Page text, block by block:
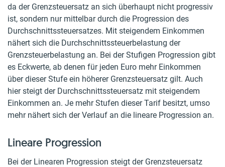
da der Grenzsteuersatz an sich überhaupt nicht progressiv
ist, sondern nur mittelbar durch die Progression des
Durchschnittssteuersatzes. Mit steigendem Einkommen
nähert sich die Durchschnittssteuerbelastung der
Grenzsteuerbelastung an. Bei der Stufigen Progression gibt
es Eckwerte, ab denen für jeden Euro mehr Einkommen
über dieser Stufe ein höherer Grenzsteuersatz gilt. Auch
hier steigt der Durchschnittssteuersatz mit steigendem
Einkommen an. Je mehr Stufen dieser Tarif besitzt, umso
mehr nähert sich der Verlauf an die lineare Progression an.
Lineare Progression
Bei der Linearen Progression steigt der Grenzsteuersatz